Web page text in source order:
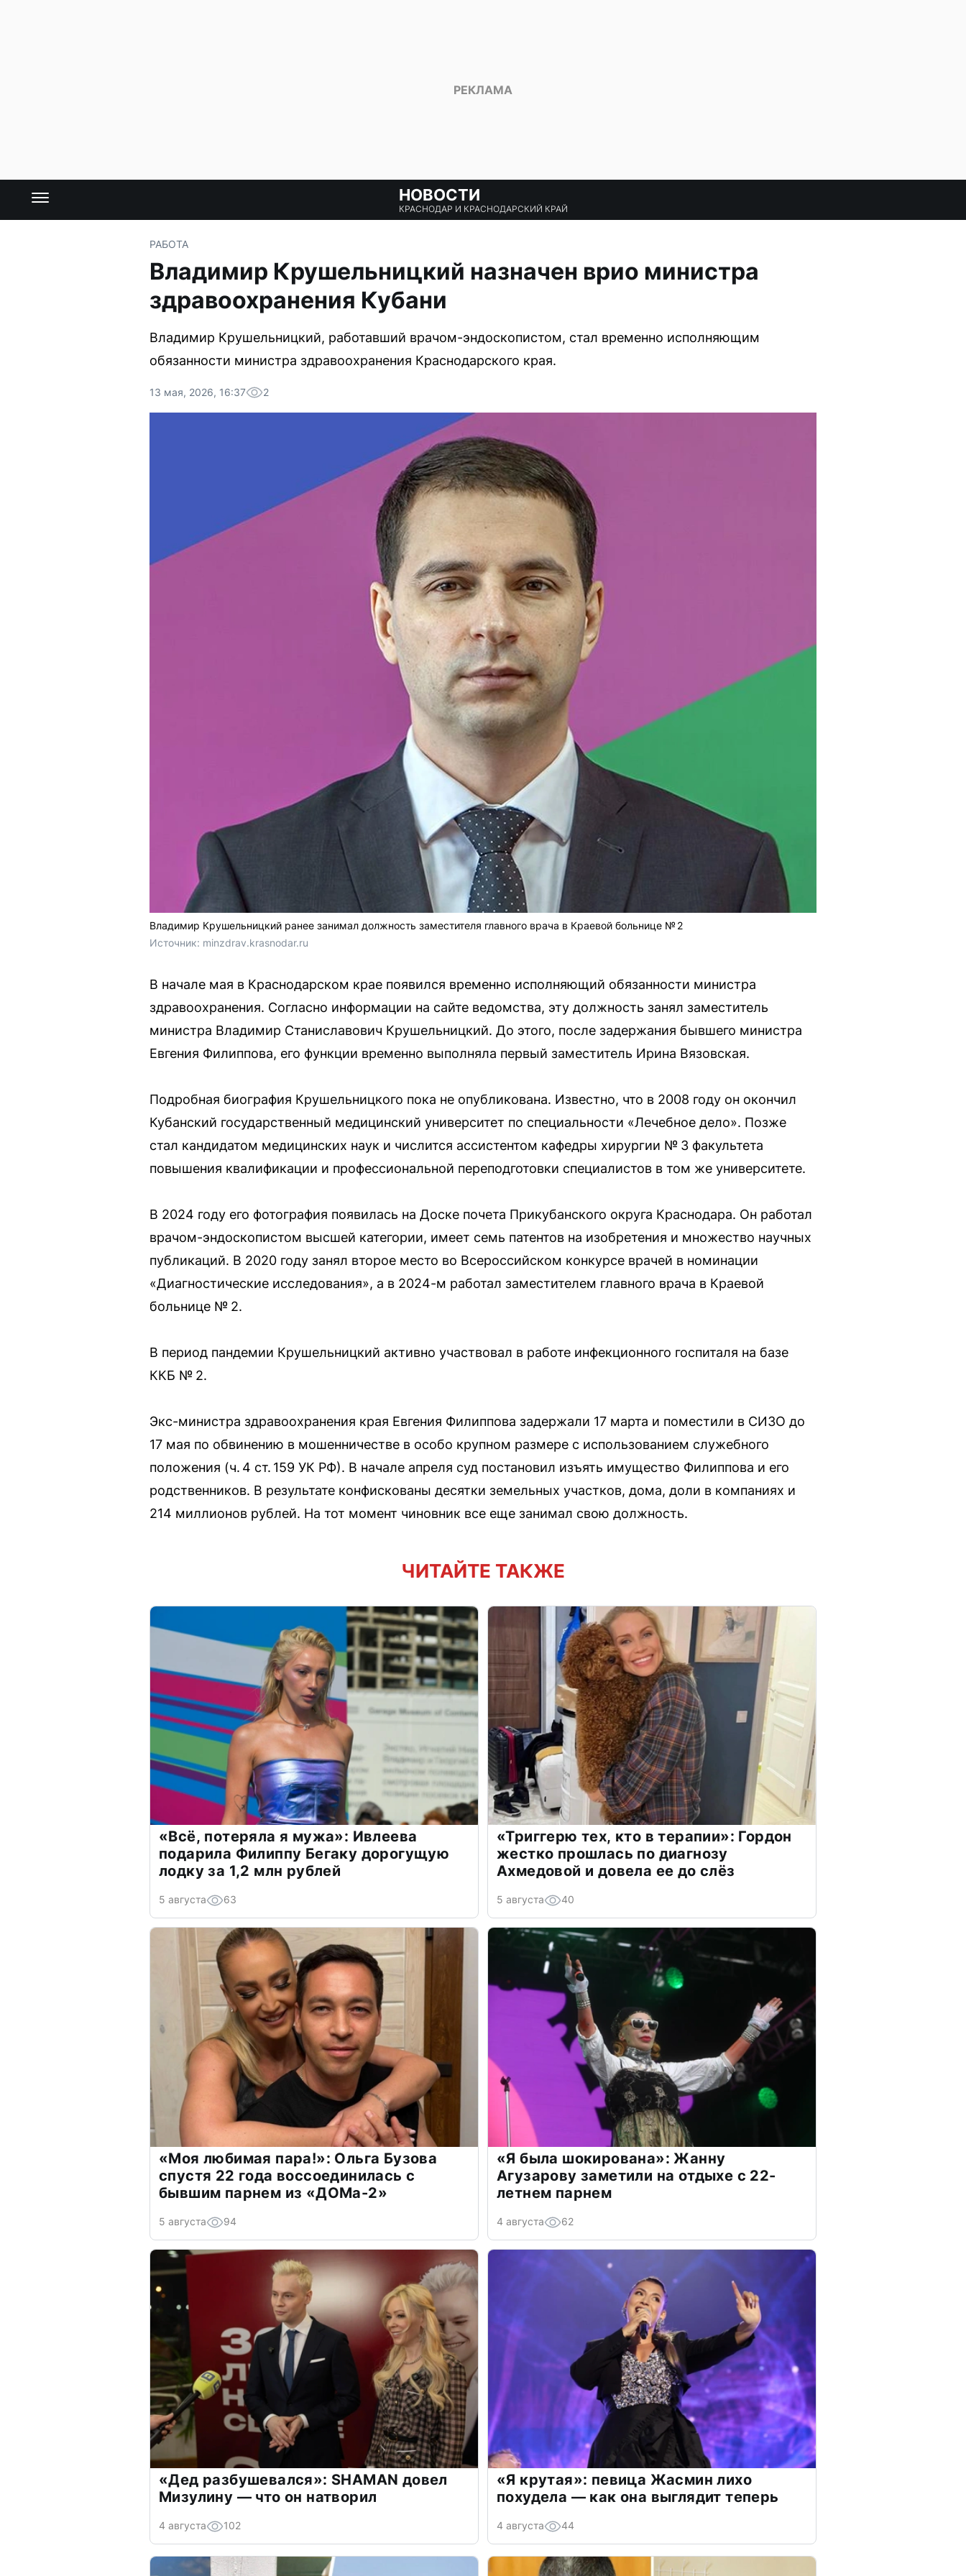
НОВОСТИ
КРАСНОДАР И КРАСНОДАРСКИЙ КРАЙ
РАБОТА
Владимир Крушельницкий назначен врио министра
здравоохранения Кубани
Владимир Крушельницкий, работавший врачом-эндоскопистом, стал временно исполняющим
обязанности министра здравоохранения Краснодарского края.
13 мая, 2026, 16:37 2
Владимир Крушельницкий ранее занимал должность заместителя главного врача в Краевой больнице № 2
Источник: minzdrav.krasnodar.ru
В начале мая в Краснодарском крае появился временно исполняющий обязанности министра
здравоохранения. Согласно информации на сайте ведомства, эту должность занял заместитель
министра Владимир Станиславович Крушельницкий. До этого, после задержания бывшего министра
Евгения Филиппова, его функции временно выполняла первый заместитель Ирина Вязовская.
Подробная биография Крушельницкого пока не опубликована. Известно, что в 2008 году он окончил
Кубанский государственный медицинский университет по специальности «Лечебное дело». Позже
стал кандидатом медицинских наук и числится ассистентом кафедры хирургии № 3 факультета
повышения квалификации и профессиональной переподготовки специалистов в том же университете.
В 2024 году его фотография появилась на Доске почета Прикубанского округа Краснодара. Он работал
врачом-эндоскопистом высшей категории, имеет семь патентов на изобретения и множество научных
публикаций. В 2020 году занял второе место во Всероссийском конкурсе врачей в номинации
«Диагностические исследования», а в 2024-м работал заместителем главного врача в Краевой
больнице № 2.
В период пандемии Крушельницкий активно участвовал в работе инфекционного госпиталя на базе
ККБ № 2.
Экс-министра здравоохранения края Евгения Филиппова задержали 17 марта и поместили в СИЗО до
17 мая по обвинению в мошенничестве в особо крупном размере с использованием служебного
положения (ч. 4 ст. 159 УК РФ). В начале апреля суд постановил изъять имущество Филиппова и его
родственников. В результате конфискованы десятки земельных участков, дома, доли в компаниях и
214 миллионов рублей. На тот момент чиновник все еще занимал свою должность.
ЧИТАЙТЕ ТАКЖЕ
«Всё, потеряла я мужа»: Ивлеева
подарила Филиппу Бегаку дорогущую
лодку за 1,2 млн рублей
5 августа 63
«Триггерю тех, кто в терапии»: Гордон
жестко прошлась по диагнозу
Ахмедовой и довела ее до слёз
5 августа 40
«Моя любимая пара!»: Ольга Бузова
спустя 22 года воссоединилась с
бывшим парнем из «ДОМа-2»
5 августа 94
«Я была шокирована»: Жанну
Агузарову заметили на отдыхе с 22-
летнем парнем
4 августа 62
«Дед разбушевался»: SHAMAN довел
Мизулину — что он натворил
4 августа 102
«Я крутая»: певица Жасмин лихо
похудела — как она выглядит теперь
4 августа 44